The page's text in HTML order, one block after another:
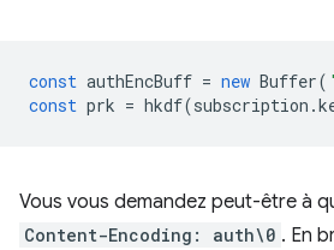
const authEncBuff = new Buffer(
const prk = hkdf(subscription .
Vous vous demandez peut-être à
Content-Encoding: auth\0 . En